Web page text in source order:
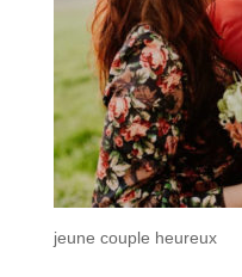
jeune couple heureux